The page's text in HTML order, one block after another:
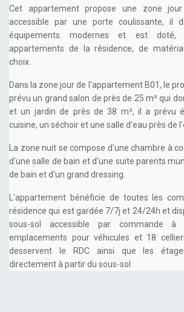
Cet appartement propose une zone
accessible par une porte coulissante, il
équipements modernes et est
appartements de la résidence, de
choix.
Dans la zone jour de l'appartement B01, le
prévu un grand salon de près de 25 m² qui
et un jardin de près de 38 m², il a prévu
cuisine, un séchoir et une salle d'eau près de
La zone nuit se compose d'une chambre à
d'une salle de bain et d'une suite parents
de bain et d'un grand dressing.
L'appartement bénéficie de toutes les
résidence qui est gardée 7/7j et 24/24h et
sous-sol accessible par commande
emplacements pour véhicules et 18
desservent le RDC ainsi que les
directement à partir du sous-sol.